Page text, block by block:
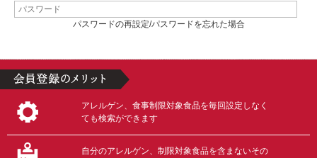
パスワードの再設定/パスワードを忘れた場合
アレルゲン、食事制限対象食品を毎回設定しなく
ても検索ができます
自分のアレルゲン、制限対象食品を含まないその